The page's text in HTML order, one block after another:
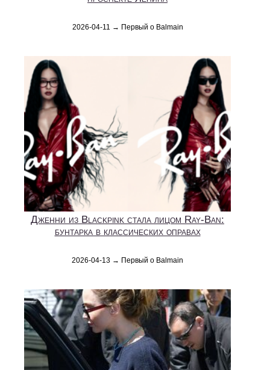
2026-04-11 → Первый о Balmain
Дженни из Blackpink стала лицом Ray-Ban:
бунтарка в классических оправах
2026-04-13 → Первый о Balmain